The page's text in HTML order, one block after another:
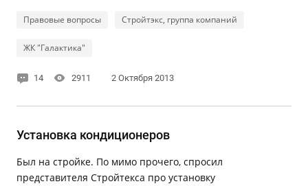
Правовые вопросы Стройтэкс, группа компаний
ЖК "Галактика"
14 2911 2 Октября 2013
Установка кондиционеров
Был на стройке. По мимо прочего, спросил
представителя Стройтекса про установку